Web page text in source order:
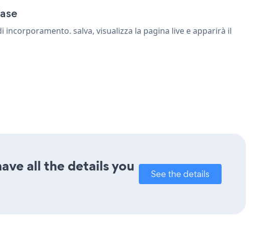
salva, visualizza la pagina live e apparirà il
all the details you
See the details